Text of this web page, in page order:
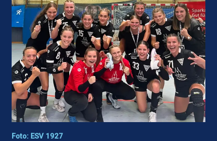
Foto: ESV 1927